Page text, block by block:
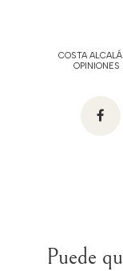
COSTA ALCALÁ
OPINIONES
Puede